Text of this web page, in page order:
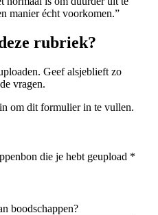
manier écht voorkomen.”
rubriek?
Geef alsjeblieft zo
vragen.
om dit formulier in te vullen.
die je hebt geupload *
boodschappen?